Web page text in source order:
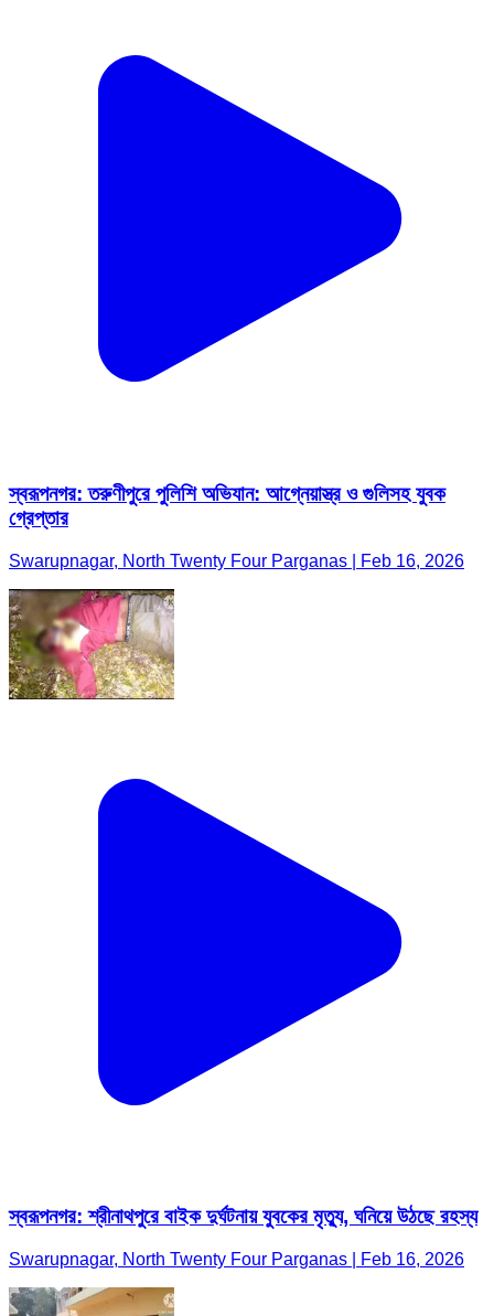
স্বরূপনগর: তরুণীপুরে পুলিশি অভিযান: আগ্নেয়াস্ত্র ও গুলিসহ যুবক
গ্রেপ্তার
Swarupnagar, North Twenty Four Parganas | Feb 16, 2026
স্বরূপনগর: শ্রীনাথপুরে বাইক দুর্ঘটনায় যুবকের মৃত্যু, ঘনিয়ে উঠছে রহস্য
Swarupnagar, North Twenty Four Parganas | Feb 16, 2026